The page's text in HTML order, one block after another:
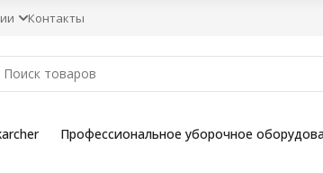
Контакты
Профессиональное уборочное